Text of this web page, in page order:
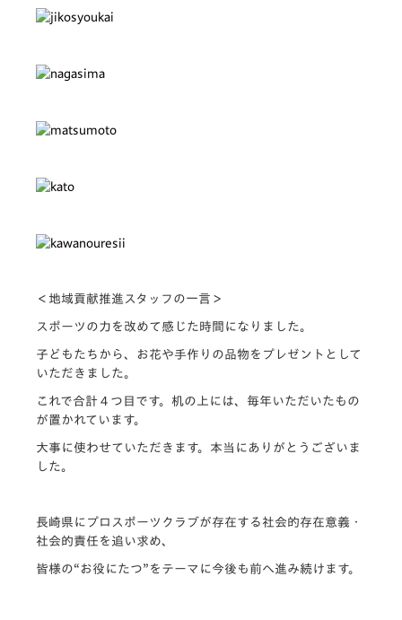
＜地域貢献推進スタッフの一言＞
スポーツの力を改めて感じた時間になりました。
子どもたちから、お花や手作りの品物をプレゼントとして
いただきました。
これで合計４つ目です。机の上には、毎年いただいたもの
が置かれています。
大事に使わせていただきます。本当にありがとうございま
した。
長崎県にプロスポーツクラブが存在する社会的存在意義・
社会的責任を追い求め、
皆様の“お役にたつ”をテーマに今後も前へ進み続けます。